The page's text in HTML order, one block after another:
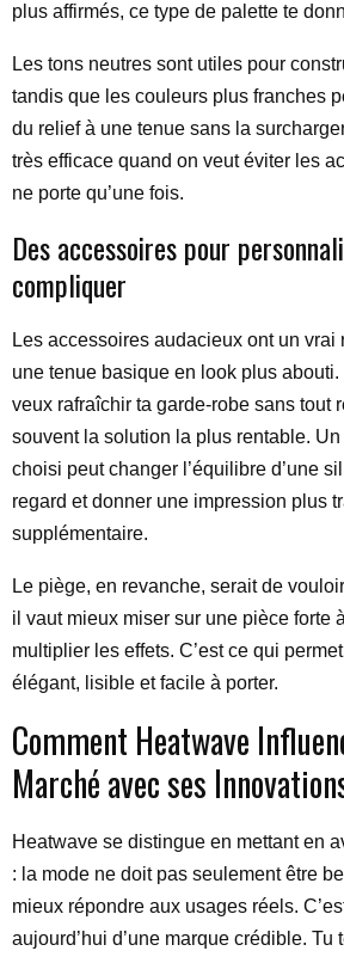
plus affirmés, ce type de palette te
Les tons neutres sont utiles pour
tandis que les couleurs plus franches
du relief à une tenue sans la
très efficace quand on veut éviter les
ne porte qu’une fois.
Des accessoires pour
compliquer
Les accessoires audacieux ont un vrai
une tenue basique en look plus
veux rafraîchir ta garde-robe sans tout
souvent la solution la plus rentable.
choisi peut changer l’équilibre d’une
regard et donner une impression plus
supplémentaire.
Le piège, en revanche, serait de
il vaut mieux miser sur une pièce forte
multiplier les effets. C’est ce qui
élégant, lisible et facile à porter.
Comment Heatwave
Marché avec ses
Heatwave se distingue en mettant en
: la mode ne doit pas seulement être
mieux répondre aux usages réels.
aujourd’hui d’une marque crédible. Tu